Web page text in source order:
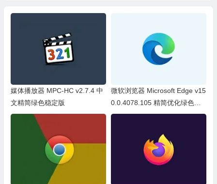
媒体播放器 MPC-HC v2.7.4 中
文精简绿色稳定版
微软浏览器 Microsoft Edge v15
0.0.4078.105 精简优化绿色便
携版